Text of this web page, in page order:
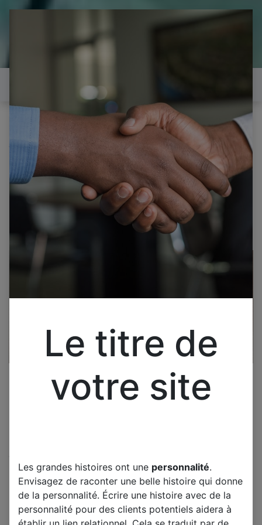
il est temps de
réparer...Electronique 66 est
heureux de vous aider
Tous les produits
HISENSE H55MEC3350 CARTE T-CON
T55OQVN05.1 CTRL BD 55T32-C06
HISENSE H55MEC3350
CARTE T-CON T55OQVN05.1
CTRL BD 55T32-C06
Le titre de
votre site
Les grandes histoires ont une personnalité.
Envisagez de raconter une belle histoire qui donne
de la personnalité. Écrire une histoire avec de la
personnalité pour des clients potentiels aidera à